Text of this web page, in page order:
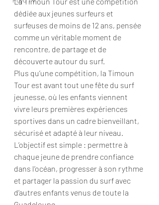
dédiée aux jeunes surfeurs et
surfeuses de moins de 12 ans, pensée
comme un véritable moment de
rencontre, de partage et de
découverte autour du surf.
Plus qu’une compétition, la Timoun
Tour est avant tout une fête du surf
jeunesse, où les enfants viennent
vivre leurs premières expériences
sportives dans un cadre bienveillant,
sécurisé et adapté à leur niveau.
L’objectif est simple : permettre à
chaque jeune de prendre confiance
dans l’océan, progresser à son rythme
et partager la passion du surf avec
d’autres enfants venus de toute la